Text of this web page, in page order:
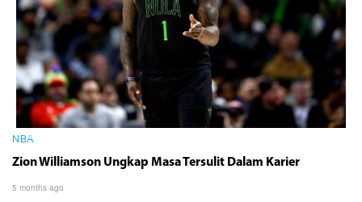
NBA
Zion Williamson Ungkap Masa Tersulit Dalam Karier
5 months ago